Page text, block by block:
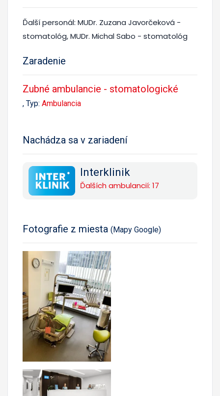
Ďalší personál: MUDr. Zuzana Javorčeková -
stomatológ, MUDr. Michal Sabo - stomatológ
Zaradenie
Zubné ambulancie - stomatologické
, Typ: Ambulancia
Nachádza sa v zariadení
Interklinik
Ďalších ambulancií: 17
Fotografie z miesta (Mapy Google)